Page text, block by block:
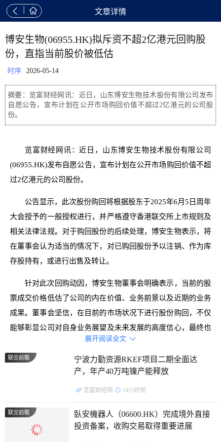
  文章详情
博安生物(06955.HK)拟斥资不超2亿港元回购股
份，直指当前股价被低估
时序 2026-05-14
摘要：览富财经网讯：近日，山东博安生物技术股份有限公司发布
自愿公告，宣布计划在公开市场购回价值不超过2亿港元的公司股
份。
览富财经网讯：近日，山东博安生物技术股份有限公司
(06955.HK)发布自愿公告，宣布计划在公开市场购回价值不超
过2亿港元的公司股份。
公告显示，此次股份购回将根据股东于2025年6月5日周年
大会授予的一般授权进行，并严格遵守香港联交所上市规则及
相关法律法规。对于购回股份的后续处理，博安生物表示，将
在董事会认为适当的情况下，对已购回股份予以注销、作为库
存股持有，或进行出售及转让。
针对此次回购动因，博安生物董事会明确表示，当前的股
票成交价格低估了公司的内在价值、业务前景以及近期的业务
成果。董事会坚信，在目前的市场状况下进行股份购回，不仅
能够彰显公司对自身业务展望及未来发展的高度信心，最终也
将使公司受益并为股东创造切实价值。
同时，博安生物向市场释放了积极的财务信号，强调公司
施此次回购计划。未来，公司或将根据市场情况在授权范围内
作出进一步购回，作为持续最大化股东价值承诺的一部分。
据了解：山东博安生物技术股份有限公司是一家主要从事
展开阅读全文 
联交前瞻
宁波力勤资源RKEF项目二期全面达
产，年产40万吨镍产能释放
览富财经网 14小时前
联交前瞻
臥安機器人（06600.HK）完成境外直接
投资备案，收购交易取得重要进展